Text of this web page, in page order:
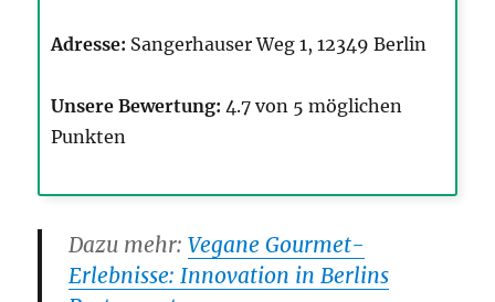
Adresse: Sangerhauser Weg 1, 12349 Berlin
Unsere Bewertung: 4.7 von 5 möglichen
Punkten
Dazu mehr:Vegane Gourmet-
Erlebnisse: Innovation in Berlins